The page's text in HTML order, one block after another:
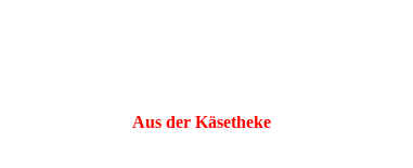
Aus der Käsetheke